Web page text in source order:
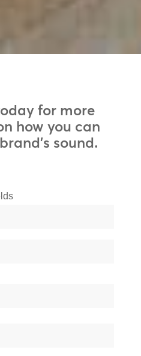
for more
how you can
sound.